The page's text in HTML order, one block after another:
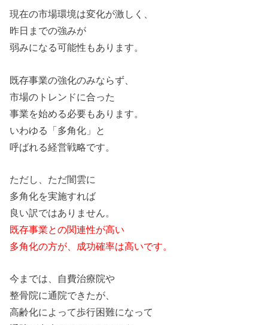
現在の市場環境は変化が激しく、
昨日までの強みが
弱みになる可能性もあります。
既存事業の強化のみならず、
市場の トレンドに合った
事業を始める必要もあります。
いわゆる「多角化」と
呼ばれる経営戦略です。
ただし、ただ闇雲に
多角化を実施すれば
良い訳ではありません。
既存事業との関連性が高い
多角化の方が 、成功確率は高いです。
今までは、自費治療院や
整骨院に通院できたが
高齢化によって歩行困難になって